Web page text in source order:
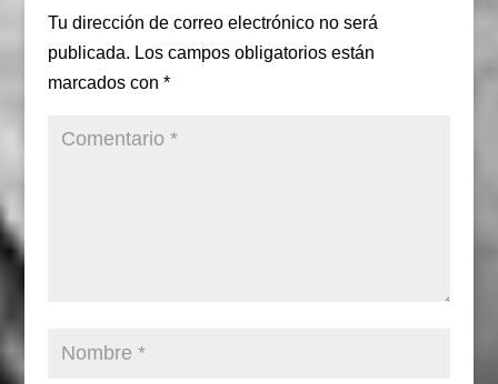
Tu dirección de correo electrónico no será
publicada. Los campos obligatorios están
marcados con *